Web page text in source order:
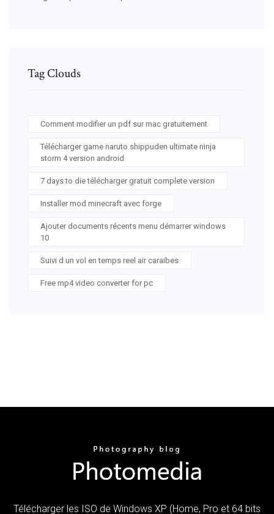
Tag Clouds
Comment modifier un pdf sur mac gratuitement
Télécharger game naruto shippuden ultimate ninja
storm 4 version android
7 days to die télécharger gratuit complete version
Installer mod minecraft avec forge
Ajouter documents récents menu démarrer windows
10
Suivi d un vol en temps reel air caraibes
Free mp4 video converter for pc
Télécharger les ISO de Windows XP (Home, Pro et 64 bits